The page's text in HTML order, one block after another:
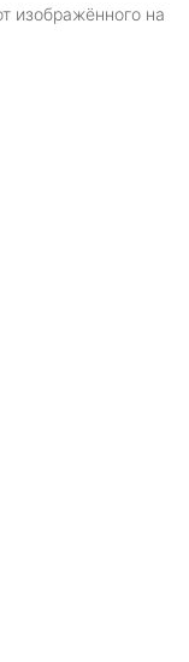
изображённого на